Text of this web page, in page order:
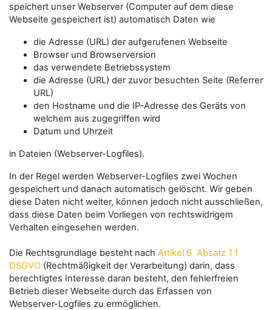
speichert unser Webserver (Computer auf dem diese
Webseite gespeichert ist) automatisch Daten wie
die Adresse (URL) der aufgerufenen Webseite
Browser und Browserversion
das verwendete Betriebssystem
die Adresse (URL) der zuvor besuchten Seite (Referrer
URL)
den Hostname und die IP-Adresse des Geräts von
welchem aus zugegriffen wird
Datum und Uhrzeit
in Dateien (Webserver-Logfiles).
In der Regel werden Webserver-Logfiles zwei Wochen
gespeichert und danach automatisch gelöscht. Wir geben
diese Daten nicht weiter, können jedoch nicht ausschließen,
dass diese Daten beim Vorliegen von rechtswidrigem
Verhalten eingesehen werden.
Die Rechtsgrundlage besteht nach Artikel 6 Absatz 1 f
DSGVO (Rechtmäßigkeit der Verarbeitung) darin, dass
berechtigtes Interesse daran besteht, den fehlerfreien
Betrieb dieser Webseite durch das Erfassen von
Webserver-Logfiles zu ermöglichen.